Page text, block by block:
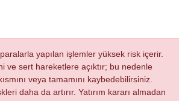
yapılan işlemler yüksek risk içerir.
ve sert hareketlere açıktır; bu nedenle
veya tamamını kaybedebilirsiniz.
daha da artırır. Yatırım kararı almadan